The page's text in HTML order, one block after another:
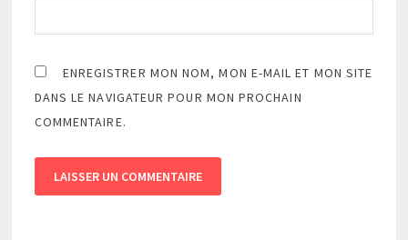
ENREGISTRER MON NOM, MON E-MAIL ET MON SITE
DANS LE NAVIGATEUR POUR MON PROCHAIN
COMMENTAIRE.